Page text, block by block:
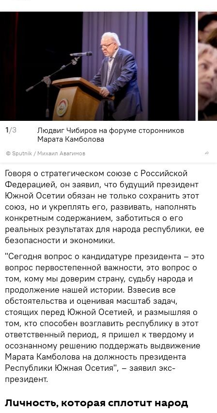
1/3
© Sputnik / Михаил Авагимов
Людвиг Чибиров на форуме сторонников
Марата Камболова
Говоря о стратегическом союзе с Российской
Федерацией, он заявил, что будущий президент
Южной Осетии обязан не только сохранить этот
союз, но и укреплять его, развивать, наполнять
конкретным содержанием, заботиться о его
реальных результатах для народа республики, ее
безопасности и экономики.
"Сегодня вопрос о кандидатуре президента – это
вопрос первостепенной важности, это вопрос о
том, кому мы доверим страну, судьбу народа и
продолжение нашей истории. Взвесив все
обстоятельства и оценивая масштаб задач,
стоящих перед Южной Осетией, и размышляя о
том, кто способен возглавить республику в этот
ответственный период, я пришел к твердому и
осознанному решению поддержать выдвижение
Марата Камболова на должность президента
Республики Южная Осетия", – заявил экс-
президент.
Личность, которая сплотит народ